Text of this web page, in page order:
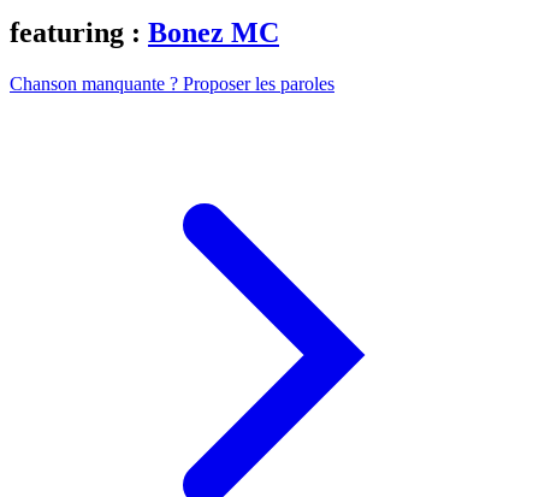
featuring : Bonez MC
Chanson manquante ? Proposer les paroles